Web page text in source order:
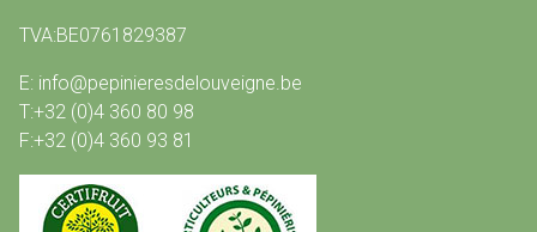
TVA:BE0761829387
E: info@pepinieresdelouveigne.be
T:+32 (0)4 360 80 98
F:+32 (0)4 360 93 81